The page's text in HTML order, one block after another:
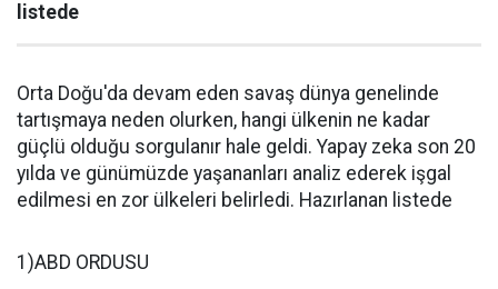
listede
Orta Doğu'da devam eden savaş dünya genelinde
tartışmaya neden olurken, hangi ülkenin ne kadar
güçlü olduğu sorgulanır hale geldi. Yapay zeka son 20
yılda ve günümüzde yaşananları analiz ederek işgal
edilmesi en zor ülkeleri belirledi. Hazırlanan listede
1)ABD ORDUSU